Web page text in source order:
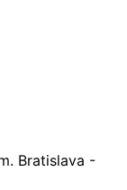
Bratislava -